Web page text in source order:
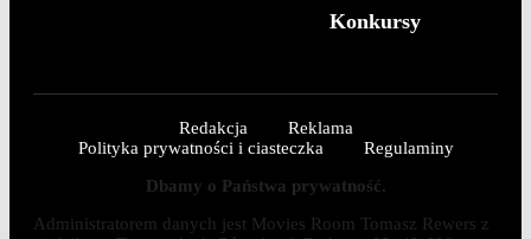
Konkursy
Redakcja
Reklama
Polityka prywatności i ciasteczka
Regulaminy
Dbamy o Państwa prywatność.
Administratorem danych jest Movies Room Tomasz Rewers z